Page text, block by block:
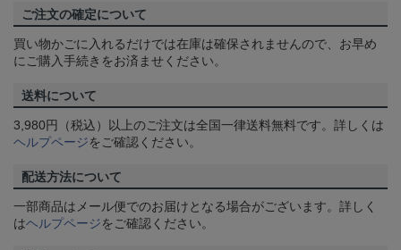
ご注文の確定について
買い物かごに入れるだけでは在庫は確保されませんので、お早め
にご購入手続きをお済ませください。
送料について
3,980円（税込）以上のご注文は全国一律送料無料です。詳しくは
ヘルプページをご確認ください。
配送方法について
一部商品はメール便でのお届けとなる場合がございます。詳しく
はヘルプページをご確認ください。